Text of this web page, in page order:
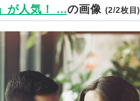
が人気！ ...の画像(2/2枚目)